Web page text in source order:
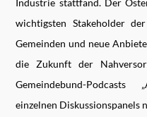
Industrie stattfand. Der
wichtigsten Stakeholder
Gemeinden und neue
die Zukunft der
Gemeindebund-Podcasts
einzelnen Diskussionspanels